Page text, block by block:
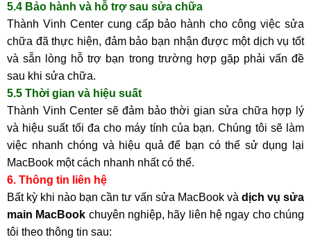
5.4 Bảo hành và hỗ trợ sau sửa chữa
Thành Vinh Center cung cấp bảo hành cho công việc sửa
chữa đã thực hiện, đảm bảo bạn nhận được một dịch vụ tốt
và sẵn lòng hỗ trợ bạn trong trường hợp gặp phải vấn đề
sau khi sửa chữa.
5.5 Thời gian và hiệu suất
Thành Vinh Center sẽ đảm bảo thời gian sửa chữa hợp lý
và hiệu suất tối đa cho máy tính của bạn. Chúng tôi sẽ làm
việc nhanh chóng và hiệu quả để bạn có thể sử dụng lại
MacBook một cách nhanh nhất có thể.
6. Thông tin liên hệ
Bất kỳ khi nào bạn cần tư vấn sửa MacBook và dịch vụ sửa
main MacBook chuyên nghiệp, hãy liên hệ ngay cho chúng
tôi theo thông tin sau: